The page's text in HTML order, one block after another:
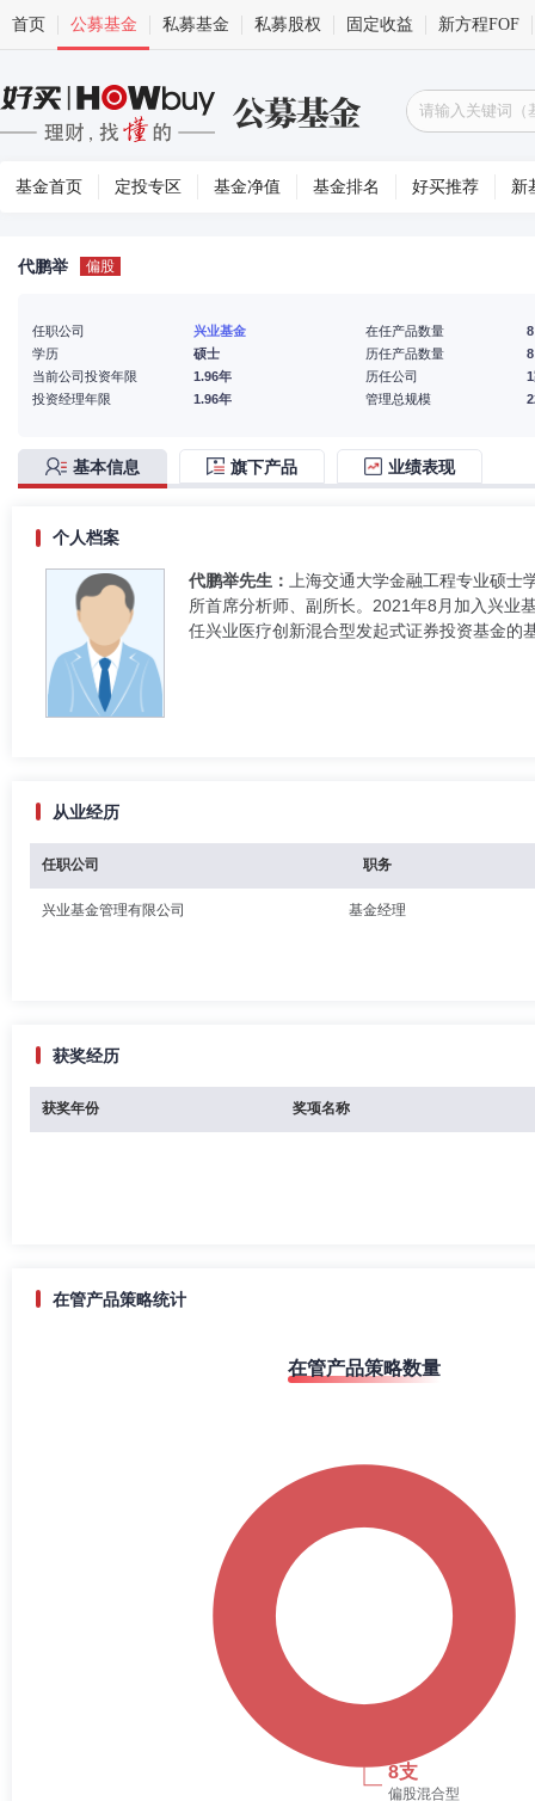
首页 公募基金 私募基金 私募股权 固定收益 新方程FOF
基金首页 定投专区 基金净值 基金排名 好买推荐 新
代鹏举 偏股
任职公司
兴业基金
学历
硕士
当前公司投资年限
1.96年
投资经理年限
1.96年
在任产品数量
8
历任产品数量
8
历任公司
管理总规模
基本信息 旗下产品 业绩表现
个人档案
代鹏举先生：
上海交通大学金融工程专业硕
所首席分析师、副所长。2021年8月加入兴业
任兴业医疗创新混合型发起式证券投资基金的
从业经历
任职公司 职务
兴业基金管理有限公司 基金经理
获奖经历
获奖年份 奖项名称
在管产品策略统计
在管产品策略数量